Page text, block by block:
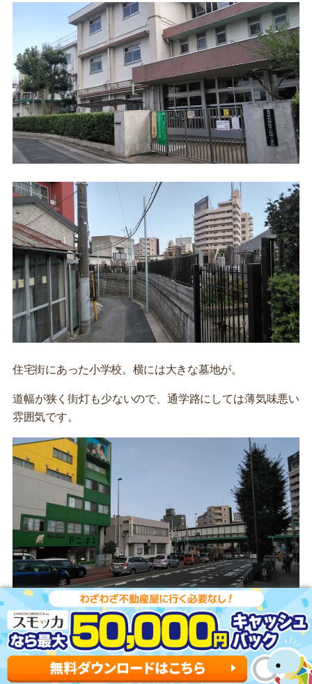
住宅街にあった小学校。横には大きな墓地が。
道幅が狭く街灯も少ないので、通学路にしては薄気味悪い
雰囲気です。
墓地の前の細い道を進むと、大きな交差点に出ました。駅
から南に7分ほどの場所です。
川越街道と環七通りの交差点で、どちらも交通量が多いの